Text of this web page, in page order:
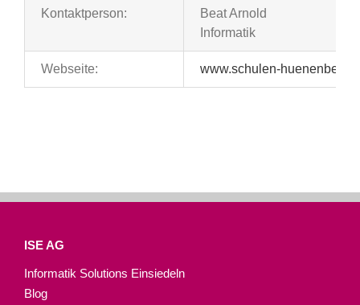
Kontaktperson:
Beat Arnold
Informatik
Webseite: www.schulen-
ISE AG
Informatik Solutions Einsiedeln
Blog